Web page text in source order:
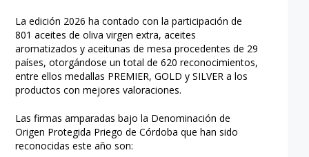
La edición 2026 ha contado con la participación de
801 aceites de oliva virgen extra, aceites
aromatizados y aceitunas de mesa procedentes de 29
países, otorgándose un total de 620 reconocimientos,
entre ellos medallas PREMIER, GOLD y SILVER a los
productos con mejores valoraciones.
Las firmas amparadas bajo la Denominación de
Origen Protegida Priego de Córdoba que han sido
reconocidas este año son: